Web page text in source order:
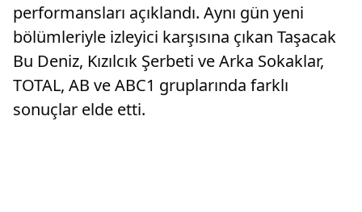
performansları açıklandı. Aynı gün yeni
bölümleriyle izleyici karşısına çıkan Taşacak
Bu Deniz, Kızılcık Şerbeti ve Arka Sokaklar,
TOTAL, AB ve ABC1 gruplarında farklı
sonuçlar elde etti.